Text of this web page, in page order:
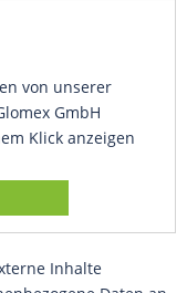
von unserer
GmbH
Klick anzeigen
Inhalte